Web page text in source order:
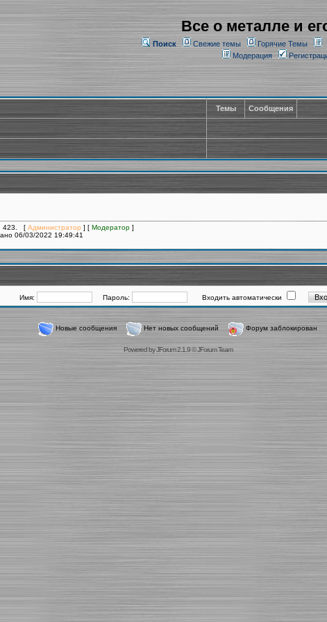
Все о металле и
Поиск Свежие темы Горячие Темы
Модерация
Темы Сообщения
423. [ Администратор ] [ Модератор ]
06/03/2022 19:49:41
Имя: Пароль: Входить автоматически
Новые сообщения Нет новых сообщений Форум заблокирован
Powered byJForum 2.1.9©JForum Team